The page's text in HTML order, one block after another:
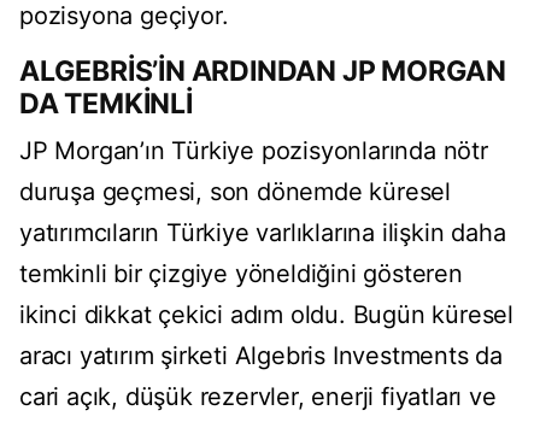
pozisyona geçiyor.
ALGEBRİS’İN ARDINDAN JP MORGAN
DA TEMKİNLİ
JP Morgan’ın Türkiye pozisyonlarında nötr
duruşa geçmesi, son dönemde küresel
yatırımcıların Türkiye varlıklarına ilişkin daha
temkinli bir çizgiye yöneldiğini gösteren
ikinci dikkat çekici adım oldu. Bugün küresel
aracı yatırım şirketi Algebris Investments da
cari açık, düşük rezervler, enerji fiyatları ve